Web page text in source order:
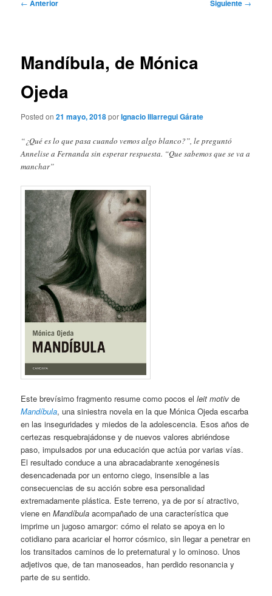
← Anterior Siguiente →
Mandíbula, de Mónica
Ojeda
Posted on21 mayo, 2018porIgnacio Illarregui Gárate
“¿Qué es lo que pasa cuando vemos algo blanco?”, le preguntó
Annelise a Fernanda sin esperar respuesta. “Que sabemos que se va a
manchar”
Este brevísimo fragmento resume como pocos elleit motiv de
Mandíbula, una siniestra novela en la que Mónica Ojeda escarba
en las inseguridades y miedos de la adolescencia. Esos años de
certezas resquebrajádonse y de nuevos valores abriéndose
paso, impulsados por una educación que actúa por varias vías.
El resultado conduce a una abracadabrante xenogénesis
desencadenada por un entorno ciego, insensible a las
consecuencias de su acción sobre esa personalidad
extremadamente plástica. Este terreno, ya de por sí atractivo,
viene enMandíbula acompañado de una característica que
imprime un jugoso amargor: cómo el relato se apoya en lo
cotidiano para acariciar el horror cósmico, sin llegar a penetrar en
los transitados caminos de lo preternatural y lo ominoso. Unos
adjetivos que, de tan manoseados, han perdido resonancia y
parte de su sentido.